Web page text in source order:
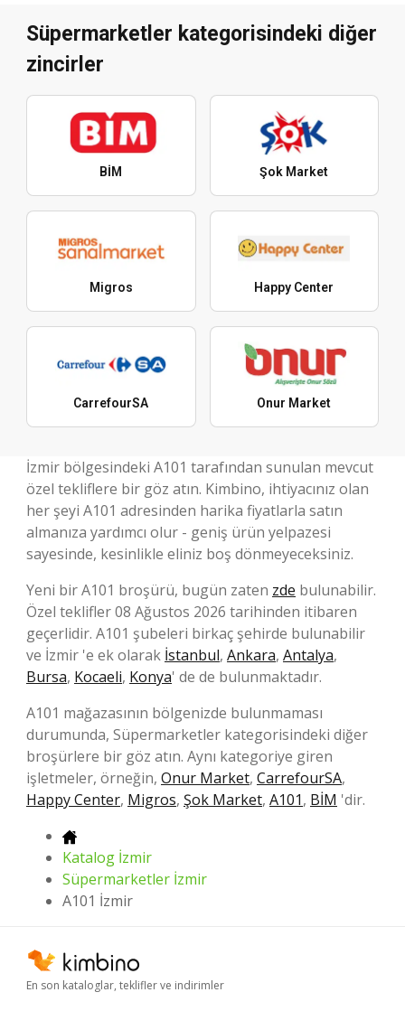
Süpermarketler kategorisindeki diğer
zincirler
BİM Şok Market
Migros Happy Center
CarrefourSA Onur Market
İzmir bölgesindeki A101 tarafından sunulan mevcut
özel tekliflere bir göz atın. Kimbino, ihtiyacınız olan
her şeyi A101 adresinden harika fiyatlarla satın
almanıza yardımcı olur - geniş ürün yelpazesi
sayesinde, kesinlikle eliniz boş dönmeyeceksiniz.
Yeni bir A101 broşürü, bugün zaten zde bulunabilir.
Özel teklifler 08 Ağustos 2026 tarihinden itibaren
geçerlidir. A101 şubeleri birkaç şehirde bulunabilir
ve İzmir 'e ek olarak İstanbul, Ankara, Antalya,
Bursa, Kocaeli, Konya' de de bulunmaktadır.
A101 mağazasının bölgenizde bulunmaması
durumunda, Süpermarketler kategorisindeki diğer
broşürlere bir göz atın. Aynı kategoriye giren
işletmeler, örneğin, Onur Market, CarrefourSA,
Happy Center, Migros, Şok Market, A101, BİM 'dir.
Katalog İzmir
Süpermarketler İzmir
A101 İzmir
En son kataloglar, teklifler ve indirimler